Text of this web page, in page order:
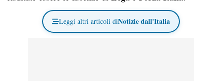
Leggi altri articoli diNotizie dall'Italia